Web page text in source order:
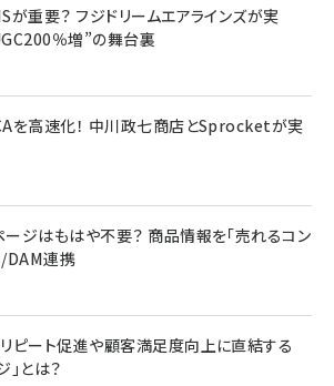
が重要？ フジドリームエアラインズが実
％増”の舞台裏
を高速化！ 中川政七商店とSprocketが実
ージはもはや不要？ 商品情報を「売れるコン
DAM連携
ピート促進や顧客満足度向上に直結する
とは？